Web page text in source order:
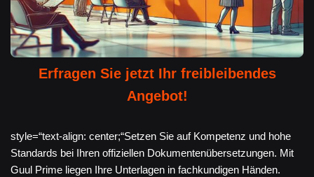
Erfragen Sie jetzt Ihr freibleibendes
Angebot!
style=“text-align: center;“Setzen Sie auf Kompetenz und hohe
Standards bei Ihren offiziellen Dokumentenübersetzungen. Mit
Guul Prime liegen Ihre Unterlagen in fachkundigen Händen.